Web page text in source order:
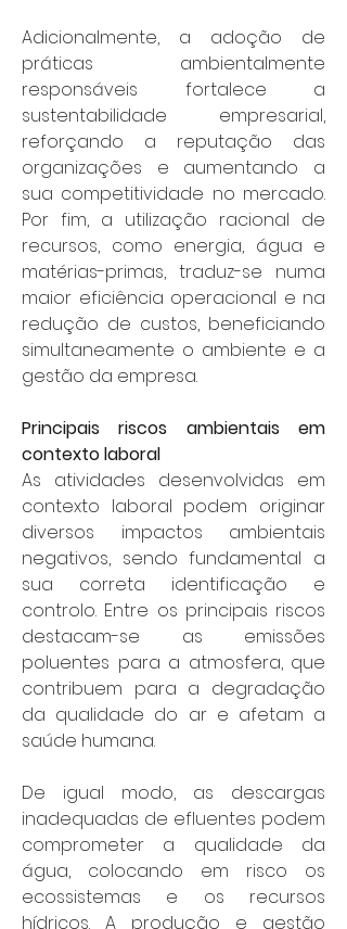
Adicionalmente, a adoção de
práticas ambientalmente
responsáveis fortalece a
sustentabilidade empresarial,
reforçando a reputação das
organizações e aumentando a
sua competitividade no mercado.
Por fim, a utilização racional de
recursos, como energia, água e
matérias-primas, traduz-se numa
maior eficiência operacional e na
redução de custos, beneficiando
simultaneamente o ambiente e a
gestão da empresa.
Principais riscos ambientais em
contexto laboral
As atividades desenvolvidas em
contexto laboral podem originar
diversos impactos ambientais
negativos, sendo fundamental a
sua correta identificação e
controlo. Entre os principais riscos
destacam-se as emissões
poluentes para a atmosfera, que
contribuem para a degradação
da qualidade do ar e afetam a
saúde humana.
De igual modo, as descargas
inadequadas de efluentes podem
comprometer a qualidade da
água, colocando em risco os
ecossistemas e os recursos
hídricos. A produção e gestão